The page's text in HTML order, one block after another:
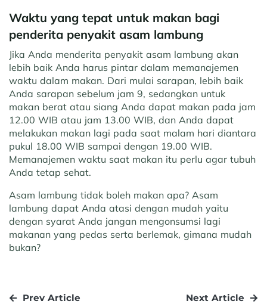
Waktu yang tepat untuk makan bagi
penderita penyakit asam lambung
Jika Anda menderita penyakit asam lambung akan
lebih baik Anda harus pintar dalam memanajemen
waktu dalam makan. Dari mulai sarapan, lebih baik
Anda sarapan sebelum jam 9, sedangkan untuk
makan berat atau siang Anda dapat makan pada jam
12.00 WIB atau jam 13.00 WIB, dan Anda dapat
melakukan makan lagi pada saat malam hari diantara
pukul 18.00 WIB sampai dengan 19.00 WIB.
Memanajemen waktu saat makan itu perlu agar tubuh
Anda tetap sehat.
Asam lambung tidak boleh makan apa? Asam
lambung dapat Anda atasi dengan mudah yaitu
dengan syarat Anda jangan mengonsumsi lagi
makanan yang pedas serta berlemak, gimana mudah
bukan?
Prev Article
Next Article